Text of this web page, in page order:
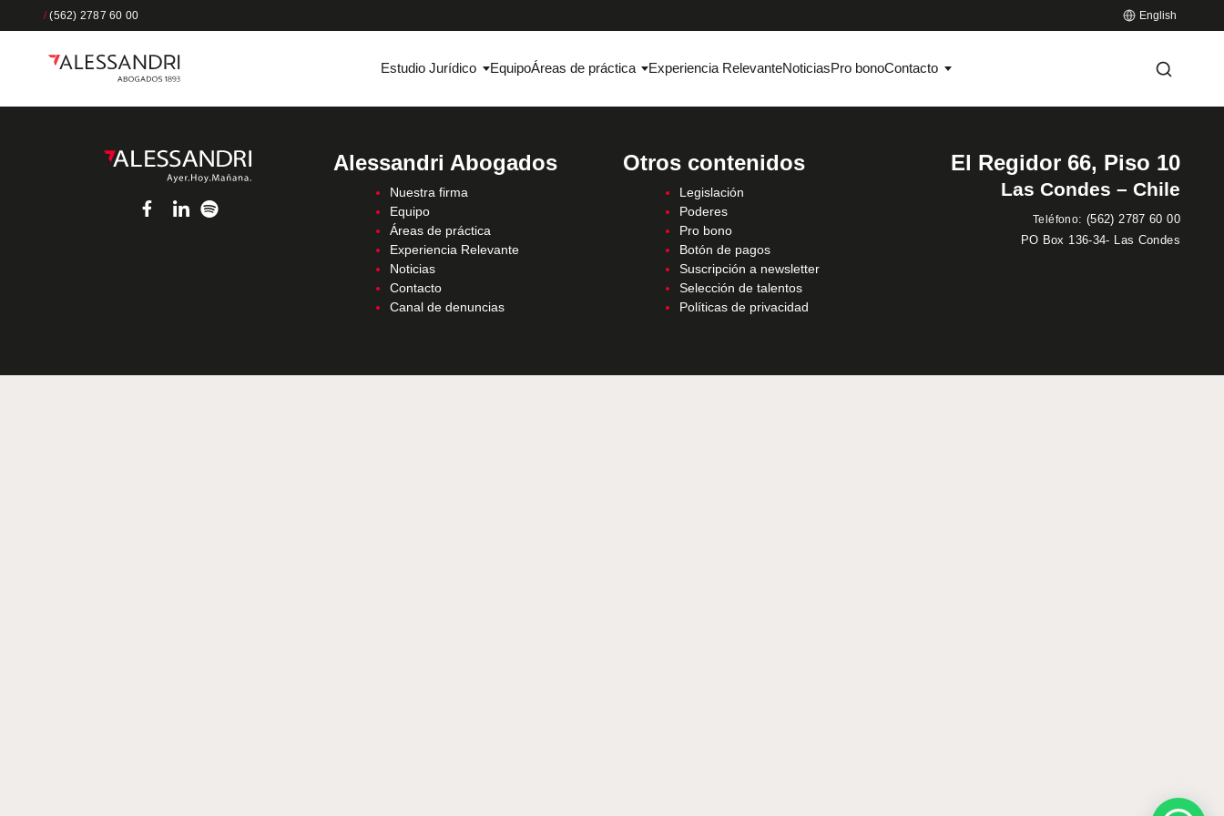
/(562) 2787 60 00 English
Estudio Jurídico EquipoÁreas de práctica Experiencia RelevanteNoticiasPro bonoContacto
Alessandri Abogados
Nuestra firma
Equipo
Áreas de práctica
Experiencia Relevante
Noticias
Contacto
Canal de denuncias
Otros contenidos
Legislación
Poderes
Pro bono
Botón de pagos
Suscripción a newsletter
Selección de talentos
Políticas de privacidad
El Regidor 66, Piso 10
Las Condes – Chile
Teléfono: (562) 2787 60 00
PO Box 136-34- Las Condes